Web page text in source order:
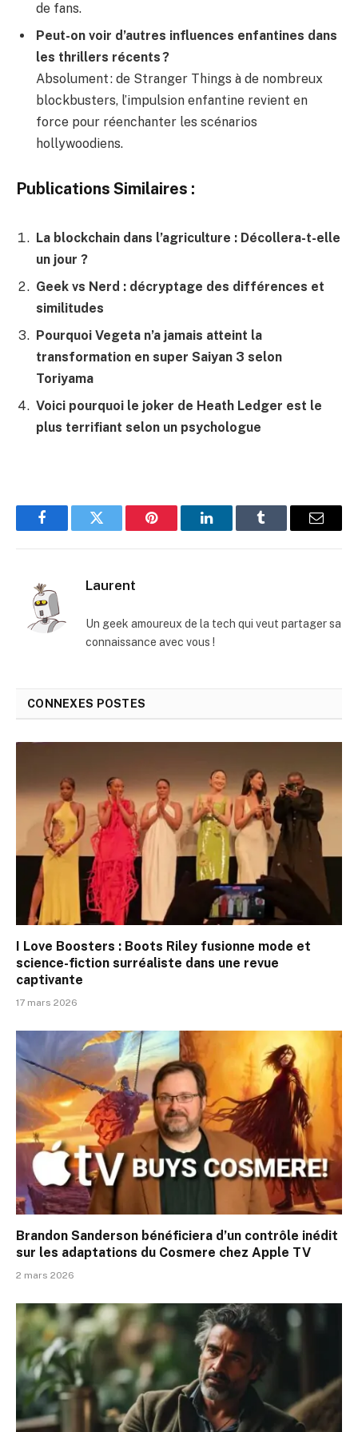
de fans.
Peut-on voir d’autres influences enfantines dans
les thrillers récents ?
Absolument : de Stranger Things à de nombreux
blockbusters, l’impulsion enfantine revient en
force pour réenchanter les scénarios
hollywoodiens.
Publications Similaires :
La blockchain dans l’agriculture : Décollera-t-elle
un jour ?
Geek vs Nerd : décryptage des différences et
similitudes
Pourquoi Vegeta n’a jamais atteint la
transformation en super Saiyan 3 selon
Toriyama
Voici pourquoi le joker de Heath Ledger est le
plus terrifiant selon un psychologue
FacebookTwitter Pinterest LinkedInTumblr
E-
Laurent
Un geek amoureux de la tech qui veut partager sa
connaissance avec vous !
CONNEXES POSTES
I Love Boosters : Boots Riley fusionne mode et
science-fiction surréaliste dans une revue
captivante
17 mars 2026
Brandon Sanderson bénéficiera d’un contrôle inédit
sur les adaptations du Cosmere chez Apple TV
2 mars 2026